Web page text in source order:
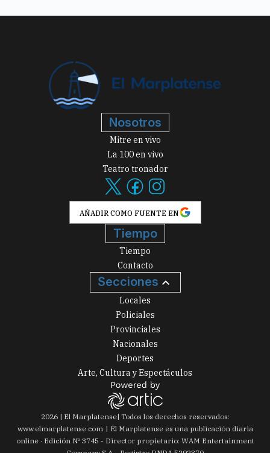
Nosotros
Mitre en vivo
La 100 en vivo
Teatro tronador
AÑADIR COMO FUENTE EN
Tiempo
Tiempo
Contacto
Secciones
Locales
Policiales
Provinciales
Nacionales
Deportes
Arte, Cultura y Espectáculos
2026| El Marplatense| Todos los derechos reservados:
www.elmarplatense.com
El Marplatense es una publicación diaria
online · Edición Nº 3745 - Director propietario: WAM Entertainment